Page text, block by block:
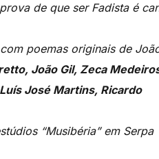
de que ser Fadista é
poemas originais de
João Gil, Zeca
José Martins, Ricardo
“Musibéria” em Serpa